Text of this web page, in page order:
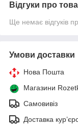
Відгуки про
Ще немає відгуків
Умови доставки
Нова Пошта
Магазини
Самовивіз
Доставка